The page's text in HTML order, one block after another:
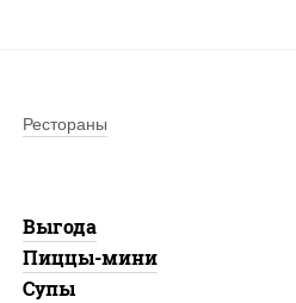
Рестораны
Выгода
Пиццы-мини
Супы